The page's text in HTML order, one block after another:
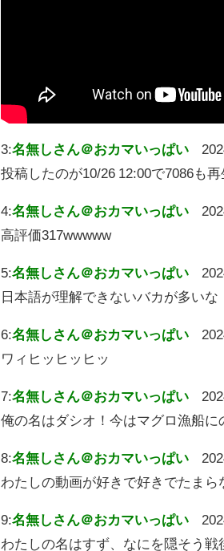
3:名無しさん＠おカマいっぱい
投稿したのが10/26 12:00で7086も
4:名無しさん＠おカマいっぱい
高評価317wwwww
5:名無しさん＠おカマいっぱい
日本語が理解できないバカが多いな
6:名無しさん＠おカマいっぱい
ワィヒッヒッヒッ
7:名無しさん＠おカマいっぱい
俺の名はダシオ！今はマグロ漁船に
8:名無しさん＠おカマいっぱい
わたしの動画が好きで好きでたまら
9:名無しさん＠おカマいっぱい
わたしの名はすず、なにを隠そう戦